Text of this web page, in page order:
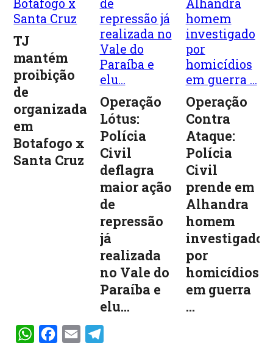
TJ
mantém
proibição
de
organizadas
em
Botafogo x
Santa Cruz
Operação
Lótus:
Polícia
Civil
deflagra
maior ação
de
repressão
já
realizada
no Vale do
Paraíba e
elu...
Operação
Contra
Ataque:
Polícia
Civil
prende em
Alhandra
homem
investigado
por
homicídios
em guerra
...
WhatsAppFacebook
Email